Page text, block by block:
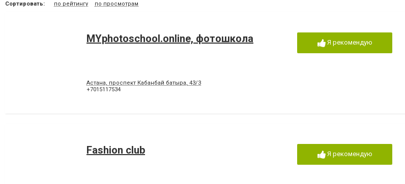
Сортировать: по рейтингу по просмотрам
MYphotoschool.online, фотошкола
Астана, проспект Кабанбай батыра, 43/3
+7015117534
Я рекомендую
Fashion club Я рекомендую